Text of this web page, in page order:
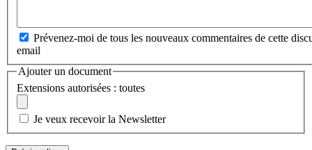
Prévenez-moi de tous les nouveaux commentaires de cette
email
Ajouter un document
Extensions autorisées : toutes
Je veux recevoir la Newsletter